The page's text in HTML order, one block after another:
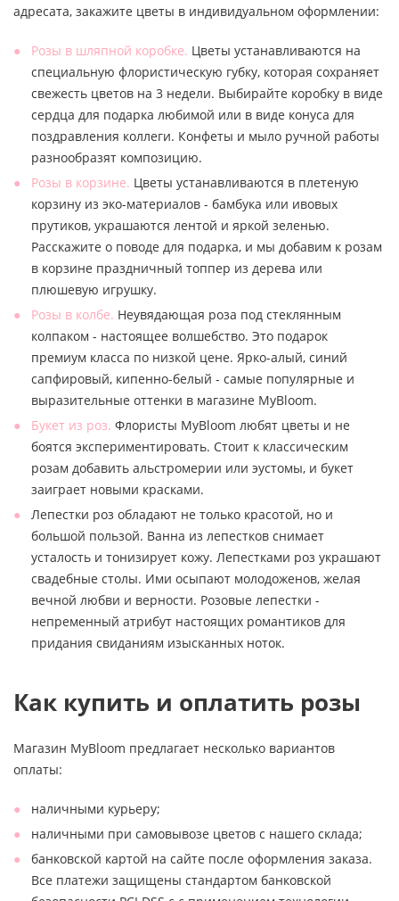
адресата, закажите цветы в индивидуальном оформлении:
Розы в шляпной коробке. Цветы устанавливаются на
специальную флористическую губку, которая сохраняет
свежесть цветов на 3 недели. Выбирайте коробку в виде
сердца для подарка любимой или в виде конуса для
поздравления коллеги. Конфеты и мыло ручной работы
разнообразят композицию.
Розы в корзине. Цветы устанавливаются в плетеную
корзину из эко-материалов - бамбука или ивовых
прутиков, украшаются лентой и яркой зеленью.
Расскажите о поводе для подарка, и мы добавим к розам
в корзине праздничный топпер из дерева или
плюшевую игрушку.
Розы в колбе. Неувядающая роза под стеклянным
колпаком - настоящее волшебство. Это подарок
премиум класса по низкой цене. Ярко-алый, синий
сапфировый, кипенно-белый - самые популярные и
выразительные оттенки в магазине MyBloom.
Букет из роз. Флористы MyBloom любят цветы и не
боятся экспериментировать. Стоит к классическим
розам добавить альстромерии или эустомы, и букет
заиграет новыми красками.
Лепестки роз обладают не только красотой, но и
большой пользой. Ванна из лепестков снимает
усталость и тонизирует кожу. Лепестками роз украшают
свадебные столы. Ими осыпают молодоженов, желая
вечной любви и верности. Розовые лепестки -
непременный атрибут настоящих романтиков для
придания свиданиям изысканных ноток.
Как купить и оплатить розы
Магазин MyBloom предлагает несколько вариантов
оплаты:
наличными курьеру;
наличными при самовывозе цветов с нашего склада;
банковской картой на сайте после оформления заказа.
Все платежи защищены стандартом банковской